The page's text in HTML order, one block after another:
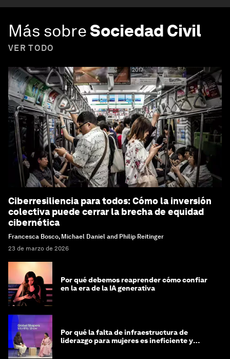
Más sobreSociedad Civil
VER TODO
Ciberresiliencia para todos: Cómo la inversión
colectiva puede cerrar la brecha de equidad
cibernética
Francesca Bosco, Michael Daniel and Philip Reitinger
23 de marzo de 2026
Por qué debemos reaprender cómo confiar
en la era de la IA generativa
Por qué la falta de infraestructura de
liderazgo para mujeres es ineficiente y